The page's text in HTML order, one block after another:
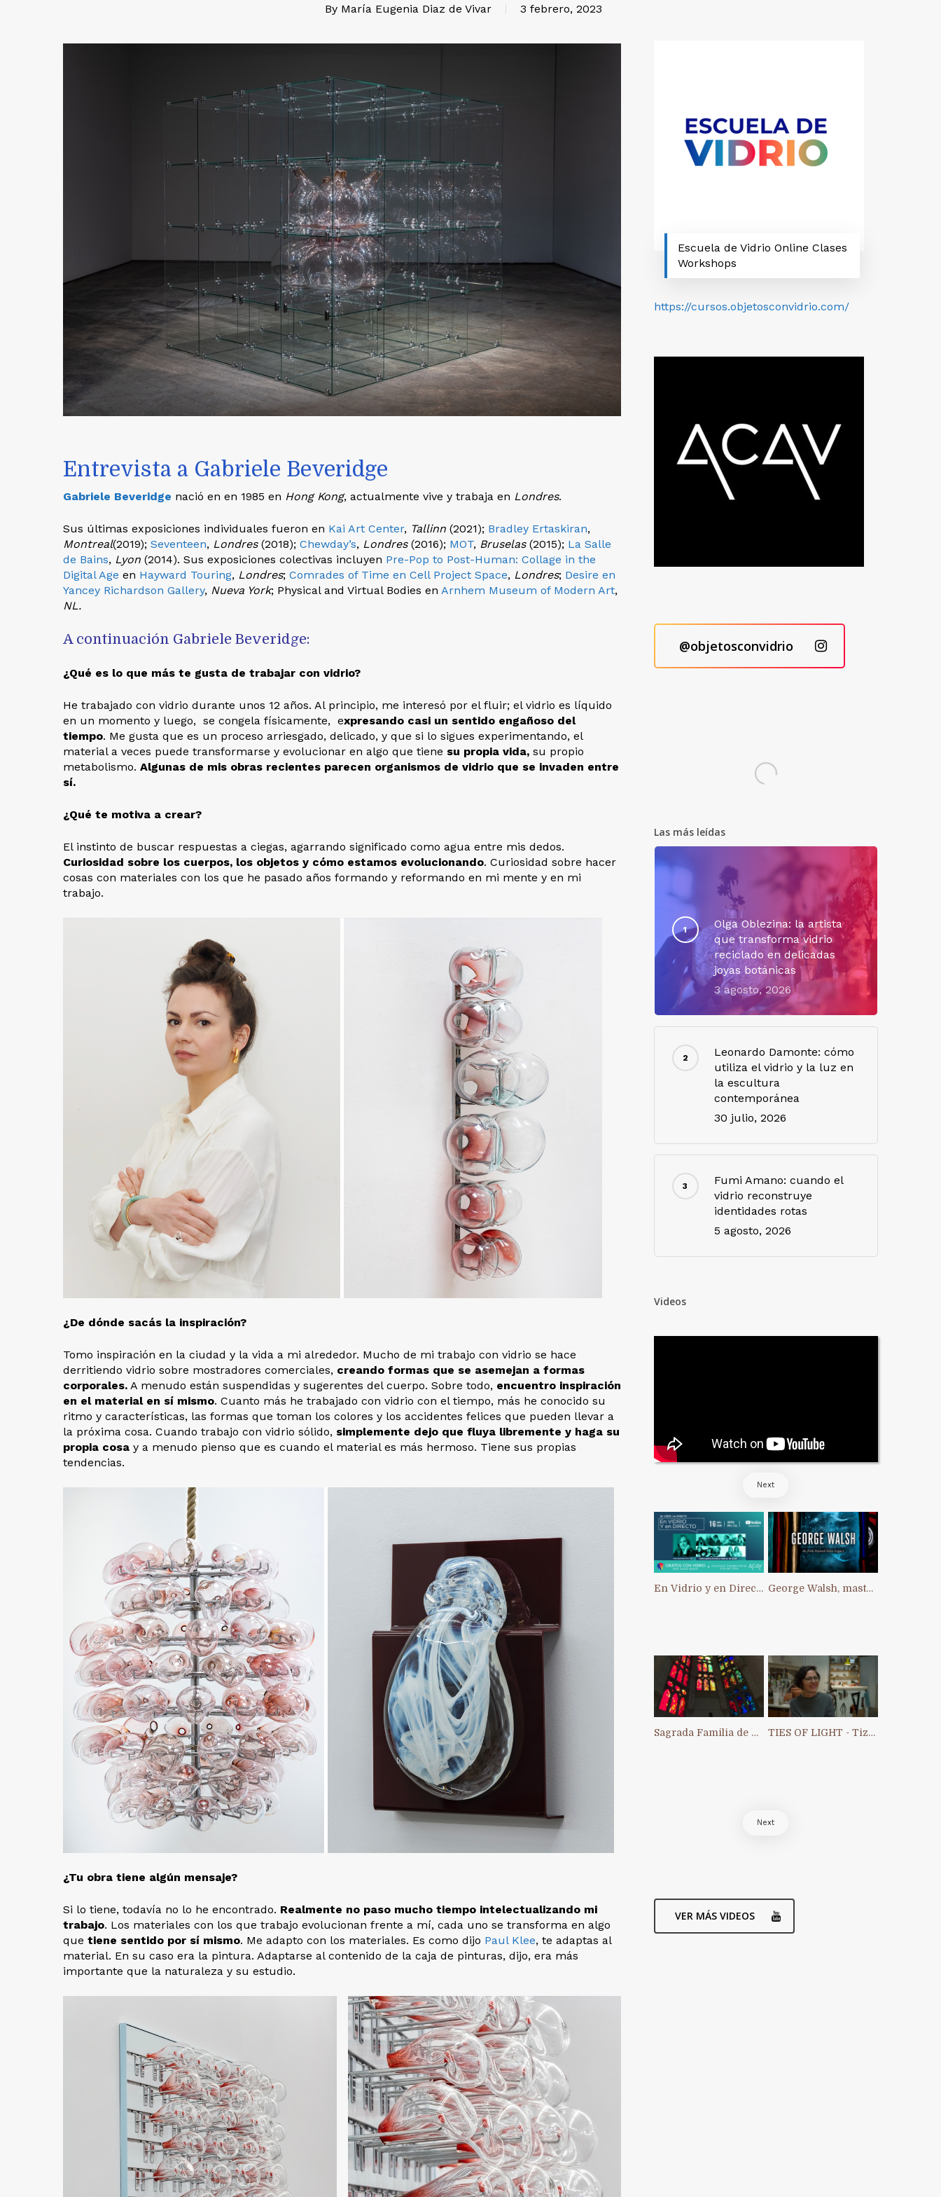
By María Eugenia Diaz de Vivar 3 febrero, 2023
Entrevista a Gabriele Beveridge
Gabriele Beveridge nació en en 1985 en Hong Kong, actualmente vive y trabaja en Londres.
Sus últimas exposiciones individuales fueron en Kai Art Center, Tallinn (2021); Bradley Ertaskiran,
Montreal(2019);Seventeen, Londres(2018);Chewday’s, Londres(2016); MOT, Bruselas(2015); La Salle
de Bains, Lyon (2014). Sus exposiciones colectivas incluyen Pre-Pop to Post-Human: Collage in the
Digital Age en Hayward Touring, Londres;Comrades of Time en Cell Project Space, Londres; Desire en
Yancey Richardson Gallery, Nueva York; Physical and Virtual Bodies enArnhem Museum of Modern Art,
NL.
A continuación Gabriele Beveridge:
¿Qué es lo que más te gusta de trabajar con vidrio?
He trabajado con vidrio durante unos 12 años. Al principio, me interesó por el fluir; el vidrio es líquido
en un momento y luego, se congela físicamente, expresando casi un sentido engañoso del
tiempo. Me gusta que es un proceso arriesgado, delicado, y que si lo sigues experimentando, el
material a veces puede transformarse y evolucionar en algo que tiene su propia vida, su propio
metabolismo. Algunas de mis obras recientes parecen organismos de vidrio que se invaden entre
sí.
¿Qué te motiva a crear?
El instinto de buscar respuestas a ciegas, agarrando significado como agua entre mis dedos.
Curiosidad sobre los cuerpos, los objetos y cómo estamos evolucionando. Curiosidad sobre hacer
cosas con materiales con los que he pasado años formando y reformando en mi mente y en mi
trabajo.
¿De dónde sacás la inspiración?
Tomo inspiración en la ciudad y la vida a mi alrededor. Mucho de mi trabajo con vidrio se hace
derritiendo vidrio sobre mostradores comerciales, creando formas que se asemejan a formas
corporales. A menudo están suspendidas y sugerentes del cuerpo. Sobre todo, encuentro inspiración
en el material en sí mismo. Cuanto más he trabajado con vidrio con el tiempo, más he conocido su
ritmo y características, las formas que toman los colores y los accidentes felices que pueden llevar a
la próxima cosa. Cuando trabajo con vidrio sólido, simplemente dejo que fluya libremente y haga su
propia cosa y a menudo pienso que es cuando el material es más hermoso. Tiene sus propias
tendencias.
¿Tu obra tiene algún mensaje?
Si lo tiene, todavía no lo he encontrado. Realmente no paso mucho tiempo intelectualizando mi
trabajo. Los materiales con los que trabajo evolucionan frente a mí, cada uno se transforma en algo
que tiene sentido por sí mismo. Me adapto con los materiales. Es como dijo Paul Klee, te adaptas al
material. En su caso era la pintura. Adaptarse al contenido de la caja de pinturas, dijo, era más
importante que la naturaleza y su estudio.
Escuela de Vidrio Online Clases
Workshops
https://cursos.objetosconvidrio.com/
@objetosconvidrio
Las más leídas
Olga Oblezina: la artista
que transforma vidrio
reciclado en delicadas
joyas botánicas
3 agosto, 2026
Leonardo Damonte: cómo
utiliza el vidrio y la luz en
la escultura
contemporánea
30 julio, 2026
Fumi Amano: cuando el
vidrio reconstruye
identidades rotas
5 agosto, 2026
Videos
Next
En Vidrio y en Directo: primer Intercambio Artístico Interno de ACAV George Walsh, master of stained glass in Ireland
Sagrada Familia de Barcelona TIES OF LIGHT - Tiziana Chiara
Next
VER MÁS VIDEOS